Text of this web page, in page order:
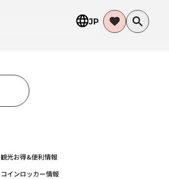
JP
観光お得&便利情報
コインロッカー情報